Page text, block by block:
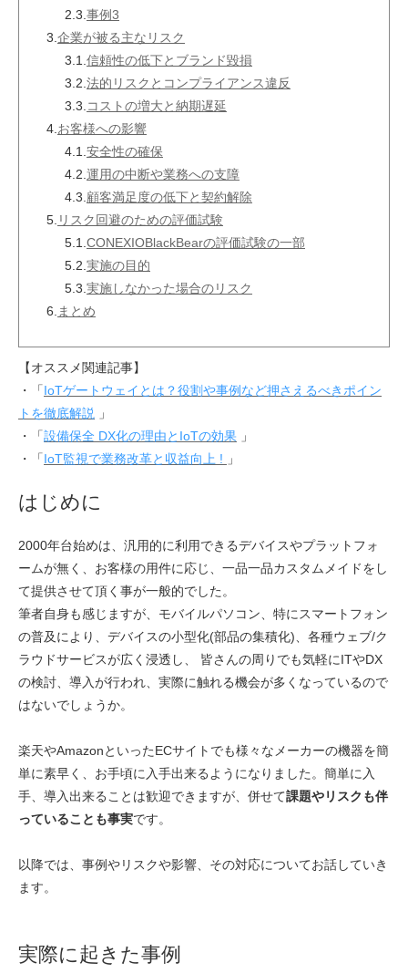
2.3. 事例3
3. 企業が被る主なリスク
3.1. 信頼性の低下とブランド毀損
3.2. 法的リスクとコンプライアンス違反
3.3. コストの増大と納期遅延
4. お客様への影響
4.1. 安全性の確保
4.2. 運用の中断や業務への支障
4.3. 顧客満足度の低下と契約解除
5. リスク回避のための評価試験
5.1. CONEXIOBlackBearの評価試験の一部
5.2. 実施の目的
5.3. 実施しなかった場合のリスク
6. まとめ
【オススメ関連記事】
・「IoTゲートウェイとは？役割や事例など押さえるべきポイン
トを徹底解説
」
・「設備保全 DX化の理由とIoTの効果 」
・「IoT監視で業務改革と収益向上 ! 」
はじめに
2000年台始めは、汎用的に利用できるデバイスやプラットフォ
ームが無く、お客様の用件に応じ、一品一品カスタムメイドをし
て提供させて頂く事が一般的でした。
筆者自身も感じますが、モバイルパソコン、特にスマートフォン
の普及により、デバイスの小型化(部品の集積化)、各種ウェブ/ク
ラウドサービスが広く浸透し、 皆さんの周りでも気軽にITやDX
の検討、導入が行われ、実際に触れる機会が多くなっているので
はないでしょうか。
楽天やAmazonといったECサイトでも様々なメーカーの機器を簡
単に素早く、お手頃に入手出来るようになりました。簡単に入
手、導入出来ることは歓迎できますが、併せて課題やリスクも伴
っていることも事実です。
以降では、事例やリスクや影響、その対応についてお話していき
ます。
実際に起きた事例